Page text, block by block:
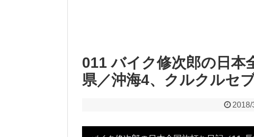
011 バイク修次郎の日本
県／沖海4、クルクルセ
2018/